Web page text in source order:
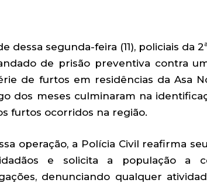
dessa segunda-feira (11), policiais da
de prisão preventiva contra
de furtos em residências da Asa
dos meses culminaram na
furtos ocorridos na região.
operação, a Polícia Civil reafirma
e solicita a população a
denunciando qualquer